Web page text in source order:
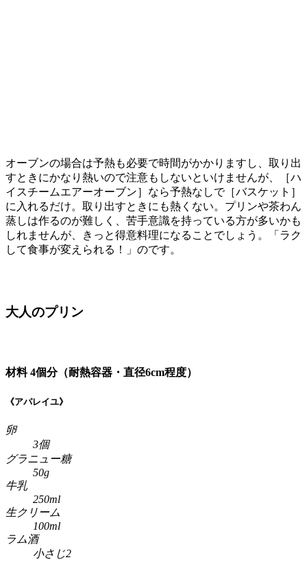
オーブンの場合は予熱も必要で時間がかかりますし、取り出
すときにかなり熱いので注意もしないといけませんが、［ハ
イスチームエアーオーブン］なら予熱なしで［バスケット］
に入れるだけ。取り出すときにも熱くない。プリンや茶わん
蒸しは作るのが難しく、苦手意識を持っている方が多いかも
しれませんが、きっと得意料理になることでしょう。「ラク
して食事が変えられる！」のです。
大人のプリン
材料 4個分（耐熱容器・直径6cm程度）
《アパレイユ》
卵
3個
グラニュー糖
50g
牛乳
250ml
生クリーム
100ml
ラム酒
小さじ2